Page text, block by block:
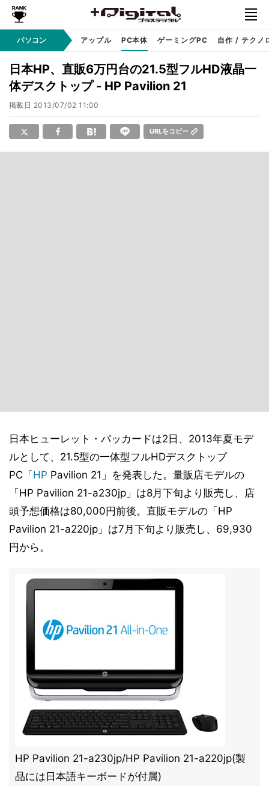
パソコンWindows アップル PC本体 ゲーミングPC 自作 / テクノ
日本HP、直販6万円台の21.5型フルHD液晶一
体デスクトップ - HP Pavilion 21
掲載日 2013/07/02 11:00
URLをコピー
日本ヒューレット・パッカードは2日、2013年夏モデ
ルとして、21.5型の一体型フルHDデスクトップ
PC「 HP Pavilion 21」を発表した。量販店モデルの
「HP Pavilion 21-a230jp」は8月下旬より販売し、店
頭予想価格は80,000円前後。直販モデルの「HP
Pavilion 21-a220jp」は7月下旬より販売し、69,930
円から。
HP Pavilion 21-a230jp/HP Pavilion 21-a220jp(製
品には日本語キーボードが付属)